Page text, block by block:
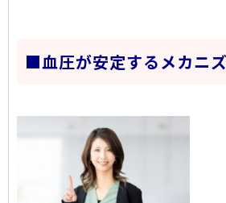
■血圧が安定するメカニ